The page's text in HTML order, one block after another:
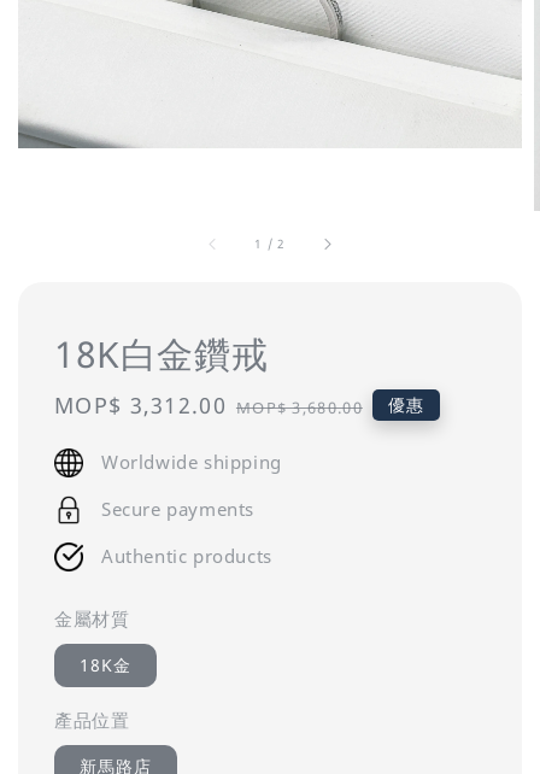
1 / 2
18K白金鑽戒
Sale
MOP$ 3,312.00 Regular
MOP$ 3,680.00 優惠
Worldwide shipping
Secure payments
Authentic products
金屬材質
18K金
產品位置
新馬路店